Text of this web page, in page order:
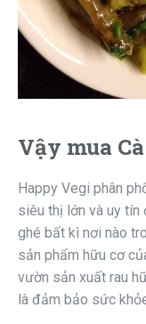
Vậy mua
Happy Vegi phân
siêu thị lớn và uy tín
ghé bất kì nơi nào
sản phẩm hữu cơ
vườn sản xuất rau
là đảm bảo sức